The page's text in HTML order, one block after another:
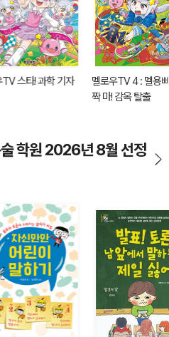
TV 스타! 과학 기자
멜로우TV 4 : 멜용
짝 마! 감옥 탈출
학원 2026년 8월 선정